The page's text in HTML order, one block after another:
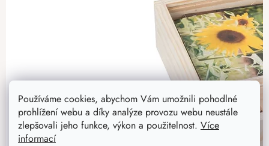
Používáme cookies, abychom Vám umožnili pohodlné
prohlížení webu a díky analýze provozu webu neustále
zlepšovali jeho funkce, výkon a použitelnost. Více
informací